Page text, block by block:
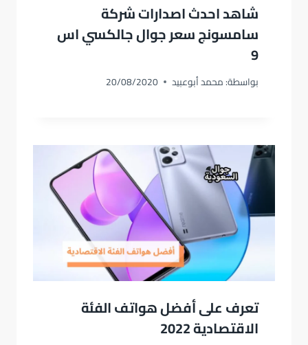
شاهد احدث اصدارات شركة
سامسونج سعر جوال جالكسي اس
9
بواسطة:محمد أبوعبيد 20/08/2020
تعرف على أفضل هواتف الفئة
الاقتصادية 2022